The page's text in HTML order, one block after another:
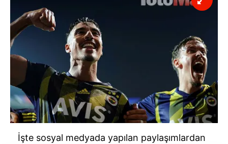
İşte sosyal medyada yapılan paylaşımlardan